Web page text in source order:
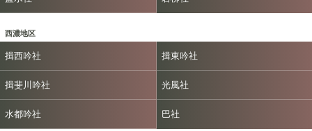
西濃地区
揖西吟社 揖東吟社
揖斐川吟社 光風社
水都吟社 巴社